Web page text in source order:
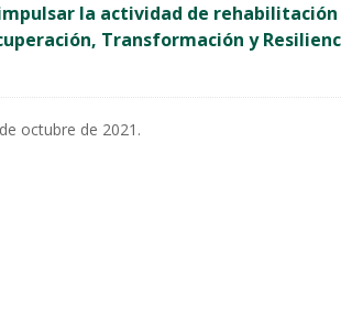
la actividad de
Transformación y
octubre de 2021.